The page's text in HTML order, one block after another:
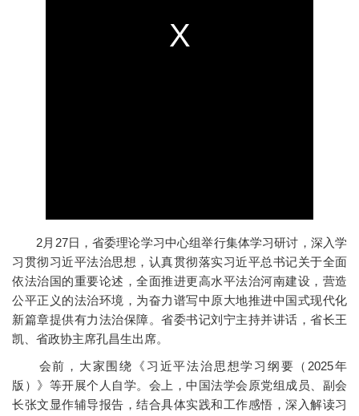
2月27日，省委理论学习中心组举行集体学习研讨，深入学
习贯彻习近平法治思想，认真贯彻落实习近平总书记关于全面
依法治国的重要论述，全面推进更高水平法治河南建设，营造
公平正义的法治环境，为奋力谱写中原大地推进中国式现代化
新篇章提供有力法治保障。省委书记刘宁主持并讲话，省长王
凯、省政协主席孔昌生出席。
会前，大家围绕《习近平法治思想学习纲要（2025年
版）》等开展个人自学。会上，中国法学会原党组成员、副会
长张文显作辅导报告，结合具体实践和工作感悟，深入解读习